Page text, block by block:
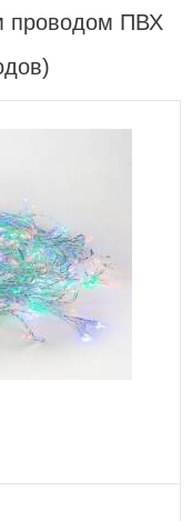
проводом ПВХ